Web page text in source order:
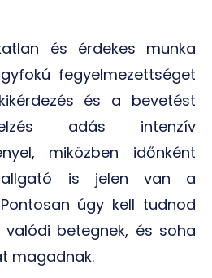
és érdekes munka
fegyelmezettséget
és a bevetést
adás intenzív
miközben időnként
is jelen van a
úgy kell tudnod
betegnek, és soha
magadnak.